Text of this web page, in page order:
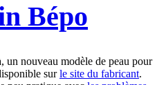
Bépo
un nouveau modèle de peau pour
surle site du fabricant.